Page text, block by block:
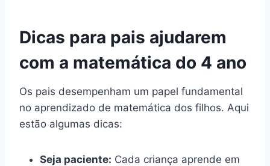
Dicas para pais ajudarem
com a matemática do 4 ano
Os pais desempenham um papel fundamental
no aprendizado de matemática dos filhos. Aqui
estão algumas dicas:
Seja paciente: Cada criança aprende em